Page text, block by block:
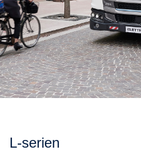
L-​serien